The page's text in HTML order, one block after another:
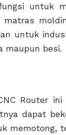
untuk
untuk
maupun besi.
Router
dapat
memotong,